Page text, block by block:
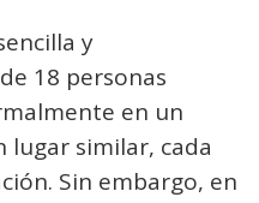
y
18 personas
en un
lugar similar, cada
Sin embargo, en